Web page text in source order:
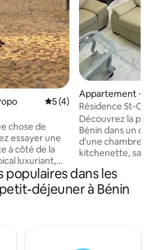
Évaluation moyenne sur
5 (4)
chose de
essayer une
à côté de la
luxuriant,
mais
plage de
Appartement ⋅
Résidence St-
appartement sur
Découvrez la
Bénin dans un
d'une chambre.
kitchenette, sa
idéal pour
marchés locaux
dans les
déjeuner à Bénin